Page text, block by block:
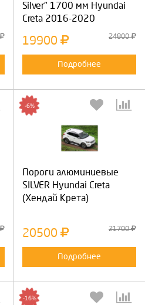
Silver" 1700 мм Hyundai
Creta 2016-2020
19900 24800
Подробнее
Пороги алюминиевые
SILVER Hyundai Creta
(Хендай Крета)
-6%
20500 21700
Подробнее
-16%